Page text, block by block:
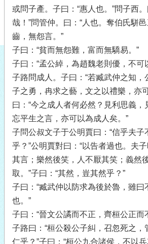
或問子產。子曰：“惠人也。”問子西
哉！”問管仲。曰：“人也。奪伯氏駢
齒，無怨言。”
子曰：“貧而無怨難，富而無驕易。”
子曰：“孟公綽，為趙魏老則優，不可
子路問成人。子曰：“若臧武仲之知，
子之勇，冉求之藝，文之以禮樂，亦
曰：“今之成人者何必然？見利思義，
忘平生之言，亦可以為成人矣。”
子問公叔文子于公明賈曰：“信乎夫子
乎？”公明賈對曰：“以告者過也。夫
其言；樂然後笑，人不厭其笑；義然
取。”子曰：“其然，豈其然乎？”
子曰：“臧武仲以防求為後於魯，雖曰
也。”
子曰：“晉文公譎而不正，齊桓公正而
子路曰：“桓公殺公子糾，召忽死之，
仁乎？”子曰：“桓公九合諸侯，不以